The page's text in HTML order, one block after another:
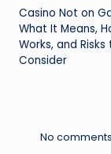
Casino Not on
What It Means,
Works, and Risks
Consider
No